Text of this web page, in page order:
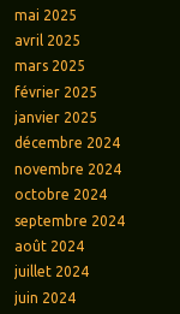
mai 2025
avril 2025
mars 2025
février 2025
janvier 2025
décembre 2024
novembre 2024
octobre 2024
septembre 2024
août 2024
juillet 2024
juin 2024